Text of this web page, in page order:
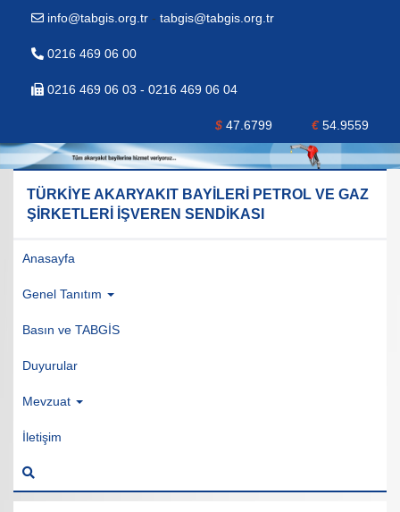
info@tabgis.org.tr - tabgis@tabgis.org.tr
0216 469 06 00
0216 469 06 03 - 0216 469 06 04
$ 47.6799 €54.9559
TÜRKİYE AKARYAKIT BAYİLERİ PETROL VE GAZ
ŞİRKETLERİ İŞVEREN SENDİKASI
Anasayfa
Genel Tanıtım
Basın ve TABGİS
Duyurular
Mevzuat
İletişim